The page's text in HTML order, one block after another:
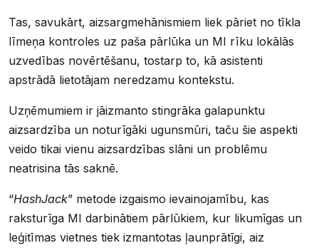
Tas, savukārt, aizsargmehānismiem liek pāriet no tīkla
līmeņa kontroles uz paša pārlūka un MI rīku lokālās
uzvedības novērtēšanu, tostarp to, kā asistenti
apstrādā lietotājam neredzamu kontekstu.
Uzņēmumiem ir jāizmanto stingrāka galapunktu
aizsardzība un noturīgāki ugunsmūri, taču šie aspekti
veido tikai vienu aizsardzības slāni un problēmu
neatrisina tās saknē.
“HashJack” metode izgaismo ievainojamību, kas
raksturīga MI darbinātiem pārlūkiem, kur likumīgas un
leģitīmas vietnes tiek izmantotas ļaunprātīgi, aiz